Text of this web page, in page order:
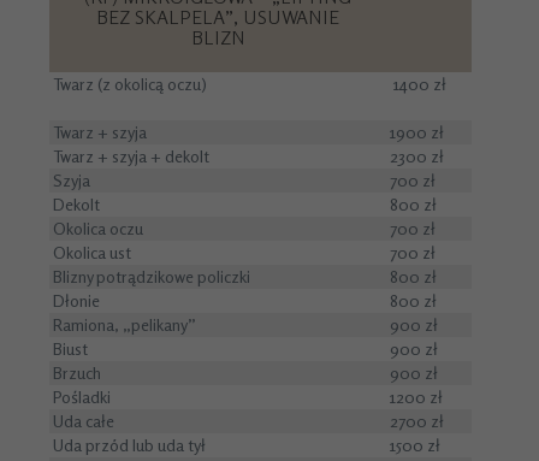
BEZ SKALPELA”, USUWANIE
BLIZN
Twarz (z okolicą oczu) 1400 zł
Twarz + szyja
1900 zł
Twarz + szyja + dekolt
2300 zł
Szyja
700 zł
Dekolt
800 zł
Okolica oczu
700 zł
Okolica ust
700 zł
Blizny potrądzikowe policzki
800 zł
Dłonie
800 zł
Ramiona, „pelikany”
900 zł
Biust
900 zł
Brzuch
900 zł
Pośladki
1200 zł
Uda całe
2700 zł
Uda przód lub uda tył
1500 zł